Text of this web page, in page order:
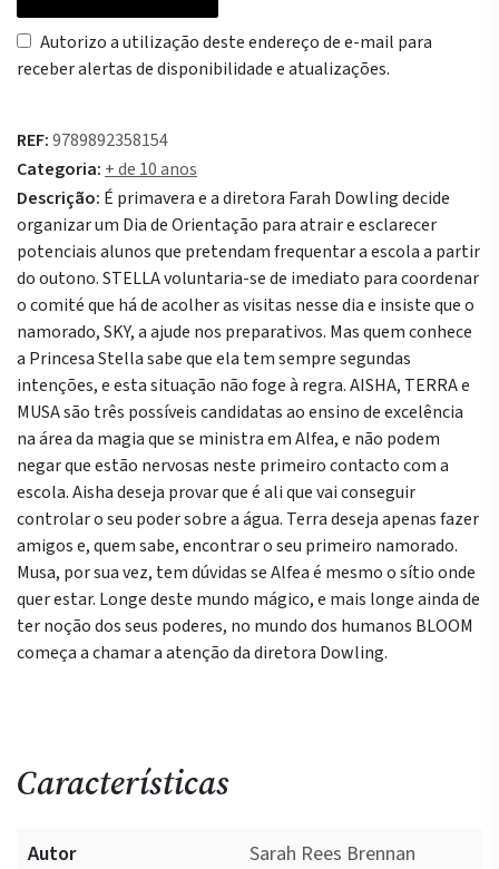
Autorizo a utilização deste endereço de e-mail para
receber alertas de disponibilidade e atualizações.
REF:9789892358154
Categoria: + de 10 anos
Descrição: É primavera e a diretora Farah Dowling decide
organizar um Dia de Orientação para atrair e esclarecer
potenciais alunos que pretendam frequentar a escola a partir
do outono. STELLA voluntaria-se de imediato para coordenar
o comité que há de acolher as visitas nesse dia e insiste que o
namorado, SKY, a ajude nos preparativos. Mas quem conhece
a Princesa Stella sabe que ela tem sempre segundas
intenções, e esta situação não foge à regra. AISHA, TERRA e
MUSA são três possíveis candidatas ao ensino de excelência
na área da magia que se ministra em Alfea, e não podem
negar que estão nervosas neste primeiro contacto com a
escola. Aisha deseja provar que é ali que vai conseguir
controlar o seu poder sobre a água. Terra deseja apenas fazer
amigos e, quem sabe, encontrar o seu primeiro namorado.
Musa, por sua vez, tem dúvidas se Alfea é mesmo o sítio onde
quer estar. Longe deste mundo mágico, e mais longe ainda de
ter noção dos seus poderes, no mundo dos humanos BLOOM
começa a chamar a atenção da diretora Dowling.
Características
Autor
Sarah Rees Brennan